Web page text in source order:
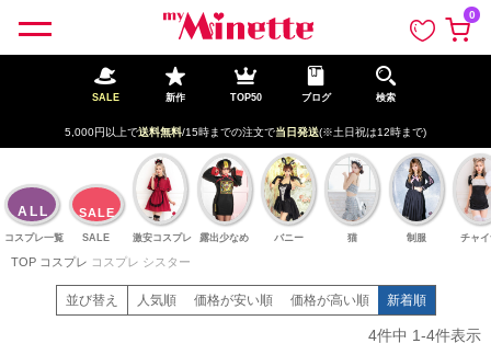
0
SALE 新作 TOP50 ブログ 検索
5,000円以上で送料無料/15時までの注文で当日発送(※土日祝は12時まで)
ALL
コスプレ一覧
SALE
SALE 激安コスプレ 露出少なめ バニー 猫 制服 チャ
TOP コスプレ コスプレ シスター
並び替え 人気順 価格が安い順 価格が高い順 新着順
4件中 1-4件表示
ペー
ジト
ップ